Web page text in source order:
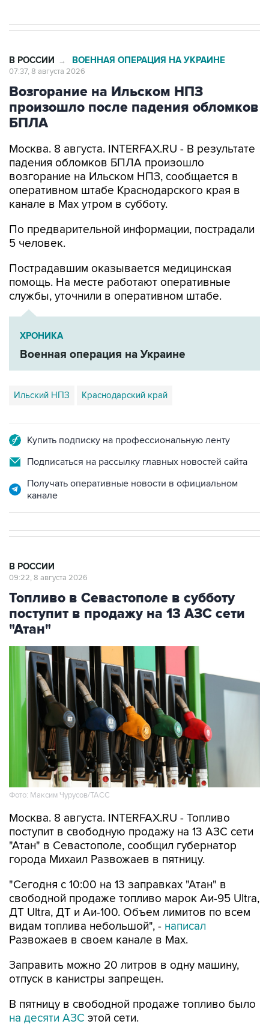
В РОССИИ → ВОЕННАЯ ОПЕРАЦИЯ НА УКРАИНЕ
07:37, 8 августа 2026
Возгорание на Ильском НПЗ
произошло после падения обломков
БПЛА
Москва. 8 августа. INTERFAX.RU - В результате
падения обломков БПЛА произошло
возгорание на Ильском НПЗ, сообщается в
оперативном штабе Краснодарского края в
канале в Max утром в субботу.
По предварительной информации, пострадали
5 человек.
Пострадавшим оказывается медицинская
помощь. На месте работают оперативные
службы, уточнили в оперативном штабе.
ХРОНИКА
Военная операция на Украине
Ильский НПЗ Краснодарский край
Купить подписку на профессиональную ленту
Подписаться на рассылку главных новостей сайта
Получать оперативные новости в официальном
канале
В РОССИИ
09:22, 8 августа 2026
Топливо в Севастополе в субботу
поступит в продажу на 13 АЗС сети
"Атан"
Фото: Максим Чурусов/ТАСС
Москва. 8 августа. INTERFAX.RU - Топливо
поступит в свободную продажу на 13 АЗС сети
"Атан" в Севастополе, сообщил губернатор
города Михаил Развожаев в пятницу.
"Сегодня с 10:00 на 13 заправках "Атан" в
свободной продаже топливо марок Аи-95 Ultra,
ДТ Ultra, ДТ и Аи-100. Объем лимитов по всем
видам топлива небольшой", - написал
Развожаев в своем канале в Max.
Заправить можно 20 литров в одну машину,
отпуск в канистры запрещен.
В пятницу в свободной продаже топливо было
на десяти АЗС этой сети.